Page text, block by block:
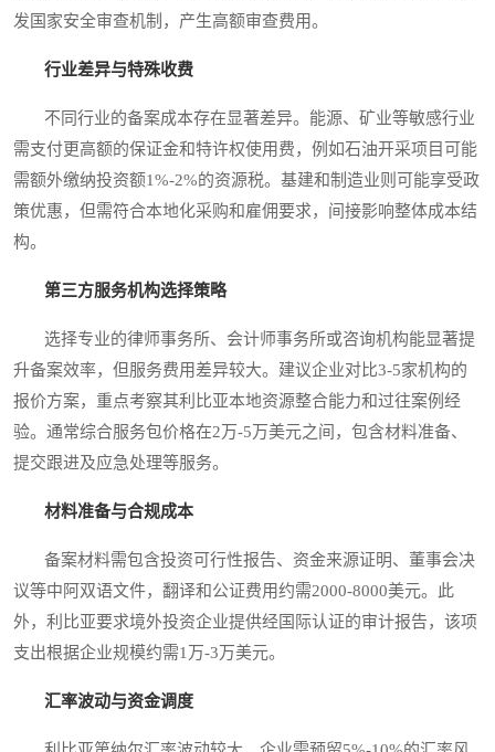
发国家安全审查机制，产生高额审查费用。
行业差异与特殊收费
不同行业的备案成本存在显著差异。能源、矿业等敏感行业
需支付更高额的保证金和特许权使用费，例如石油开采项目可能
需额外缴纳投资额1%-2%的资源税。基建和制造业则可能享受政
策优惠，但需符合本地化采购和雇佣要求，间接影响整体成本结
构。
第三方服务机构选择策略
选择专业的律师事务所、会计师事务所或咨询机构能显著提
升备案效率，但服务费用差异较大。建议企业对比3-5家机构的
报价方案，重点考察其利比亚本地资源整合能力和过往案例经
验。通常综合服务包价格在2万-5万美元之间，包含材料准备、
提交跟进及应急处理等服务。
材料准备与合规成本
备案材料需包含投资可行性报告、资金来源证明、董事会决
议等中阿双语文件，翻译和公证费用约需2000-8000美元。此
外，利比亚要求境外投资企业提供经国际认证的审计报告，该项
支出根据企业规模约需1万-3万美元。
汇率波动与资金调度